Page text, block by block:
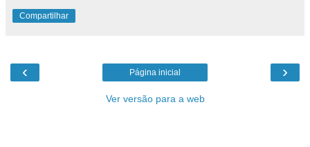
Compartilhar
‹ ›
Página inicial
Ver versão para a web